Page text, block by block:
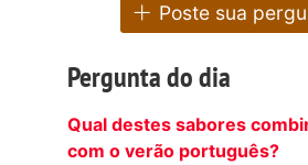
Poste sua
Pergunta do dia
Qual destes sabores
com o verão português?